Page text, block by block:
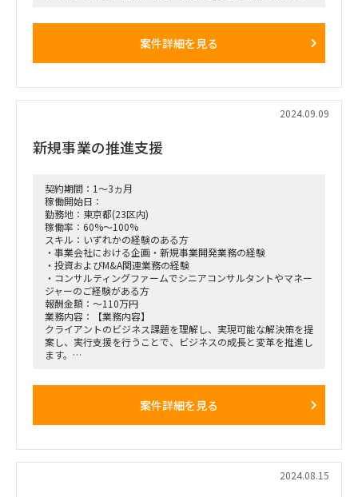
案件詳細を見る
2024.09.09
新規事業の推進支援
契約期間：1～3ヵ月
稼働開始日：
勤務地：東京都(23区内)
稼働率：60%～100%
スキル：いずれかの経験のある方
・事業会社における企画・新規事業開発業務の経験
・投資およびM&A関連業務の経験
・コンサルティングファームでシニアコンサルタントやマネー
ジャーのご経験がある方
報酬金額：～110万円
業務内容：【業務内容】
クライアントのビジネス課題を理解し、実現可能な解決策を提
案し、実行支援を行うことで、ビジネスの成長と変革を推進し
ます。
・デジタルトランスフォーメーション（DX）アドバイザリー
案件詳細を見る
2024.08.15